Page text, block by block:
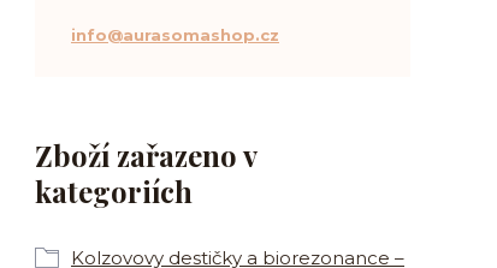
Zboží zařazeno v
kategoriích
Kolzovovy destičky a biorezonance –
info@aurasomashop.cz